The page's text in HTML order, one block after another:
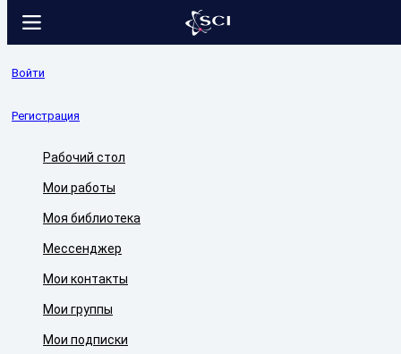
Войти
Регистрация
Рабочий стол
Мои работы
Моя библиотека
Мессенджер
Мои контакты
Мои группы
Мои подписки